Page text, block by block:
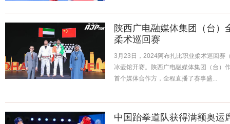
陕西广电融媒体集团（台）
柔术巡回赛
3月23日，2024阿布扎比职业柔术巡回赛
冰壶馆开赛。陕西广电融媒体集团（台）
首个媒体合作方，全程直播了赛事盛...
中国跆拳道队获得满额奥运